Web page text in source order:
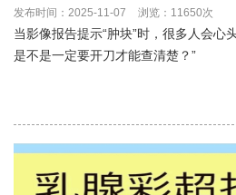
发布时间：2025-11-07 浏览：11650次
当影像报告提示“肿块”时，很多人会心
是不是一定要开刀才能查清楚？”